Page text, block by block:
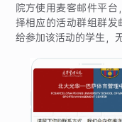
院方使用麦客邮件平
择相应的活动群组群
给参加该活动的学生，